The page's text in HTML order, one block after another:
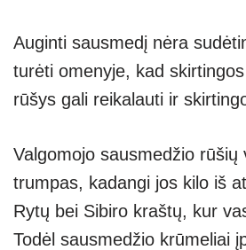
Auginti sausmedį nėra
turėti omenyje, kad
rūšys gali reikalauti ir
Valgomojo sausmedžio rūšių
trumpas, kadangi jos kilo iš
Rytų bei Sibiro kraštų, kur
Todėl sausmedžio krūmeliai